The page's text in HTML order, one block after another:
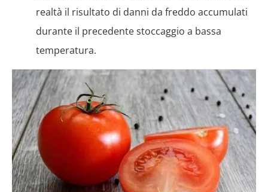
realtà il risultato di danni da freddo accumulati
durante il precedente stoccaggio a bassa
temperatura.